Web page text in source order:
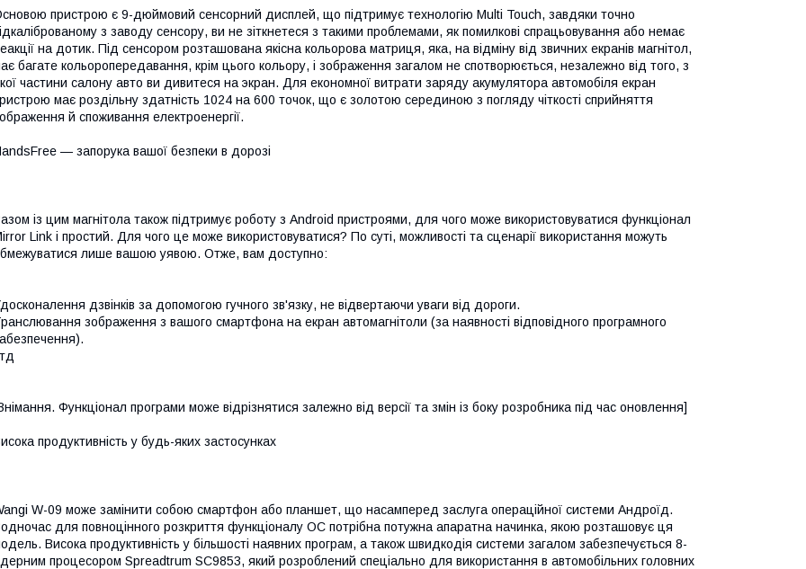
пристрою є 9-дюймовий сенсорний дисплей, що підтримує технологію Multi Touch, завдяки точно
з заводу сенсору, ви не зіткнетеся з такими проблемами, як помилкові спрацьовування або немає
на дотик. Під сенсором розташована якісна кольорова матриця, яка, на відміну від звичних екранів магнітол,
багате кольоропередавання, крім цього кольору, і зображення загалом не спотворюється, незалежно від того, з
частини салону авто ви дивитеся на экран. Для економної витрати заряду акумулятора автомобіля екран
має роздільну здатність 1024 на 600 точок, що є золотою серединою з погляду чіткості сприйняття
й споживання електроенергії.
— запорука вашої безпеки в дорозі
із цим магнітола також підтримує роботу з Android пристроями, для чого може використовуватися функціонал
Link і простий. Для чого це може використовуватися? По суті, можливості та сценарії використання можуть
лише вашою уявою. Отже, вам доступно:
дзвінків за допомогою гучного зв'язку, не відвертаючи уваги від дороги.
зображення з вашого смартфона на екран автомагнітоли (за наявності відповідного програмного
Функціонал програми може відрізнятися залежно від версії та змін із боку розробника під час оновлення]
продуктивність у будь-яких застосунках
W-09 може замінити собою смартфон або планшет, що насамперед заслуга операційної системи Андроїд.
для повноцінного розкриття функціоналу ОС потрібна потужна апаратна начинка, якою розташовує ця
Висока продуктивність у більшості наявних програм, а також швидкодія системи загалом забезпечується 8-
процесором Spreadtrum SC9853, який розроблений спеціально для використання в автомобільних головних